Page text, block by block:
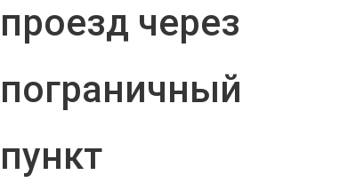
проезд через
пограничный
пункт